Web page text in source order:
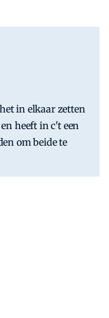
in elkaar zetten
heeft in c't een
om beide te